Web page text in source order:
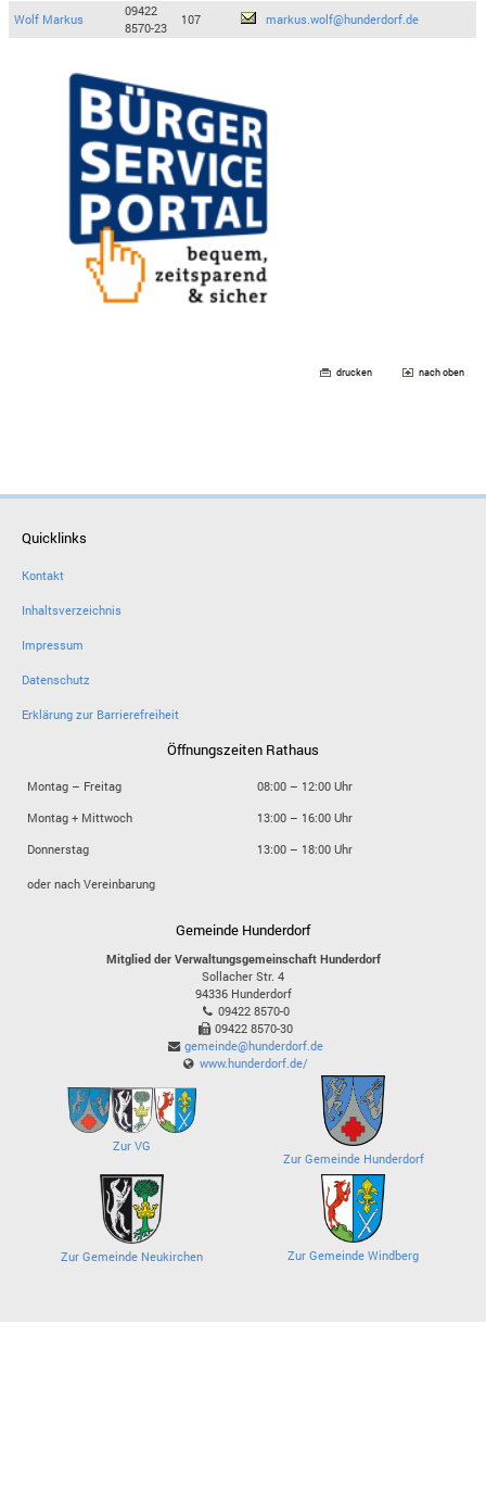
Wolf Markus
09422
8570-23
107 markus.wolf@hunderdorf.de
drucken nach oben
Quicklinks
Kontakt
Inhaltsverzeichnis
Impressum
Datenschutz
Erklärung zur Barrierefreiheit
Öffnungszeiten Rathaus
Montag – Freitag
08:00 – 12:00 Uhr
Montag + Mittwoch
13:00 – 16:00 Uhr
Donnerstag
13:00 – 18:00 Uhr
oder nach Vereinbarung
Gemeinde Hunderdorf
Mitglied der Verwaltungsgemeinschaft Hunderdorf
Sollacher Str. 4
94336 Hunderdorf
09422 8570-0
09422 8570-30
gemeinde@hunderdorf.de
www.hunderdorf.de/
Zur VG
Zur Gemeinde Hunderdorf
Zur Gemeinde Neukirchen Zur Gemeinde Windberg